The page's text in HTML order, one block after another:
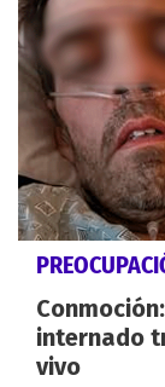
internado
vivo